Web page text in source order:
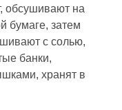
обсушивают на
бумаге, затем
с солью,
банки,
хранят в